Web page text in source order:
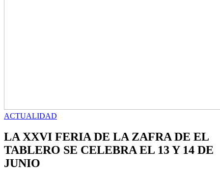
ACTUALIDAD
LA XXVI FERIA DE LA ZAFRA DE EL
TABLERO SE CELEBRA EL 13 Y 14 DE
JUNIO